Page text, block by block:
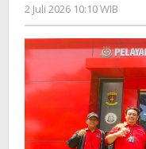
2 Juli 2026 10:10 WIB